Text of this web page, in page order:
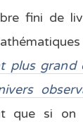
fini de
plus grand
que si on